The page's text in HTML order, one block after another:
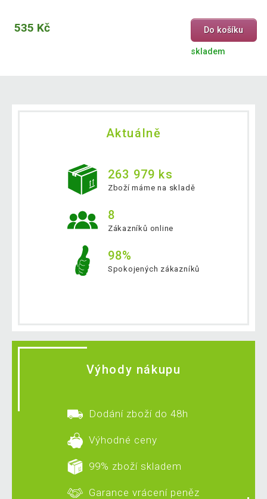
535 Kč Do košíku
skladem
Aktuálně
263 979 ks
Zboží máme na skladě
8
Zákazníků online
98%
Spokojených zákazníků
Výhody nákupu
Dodání zboží do 48h
Výhodné ceny
99% zboží skladem
Garance vrácení peněz